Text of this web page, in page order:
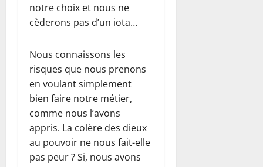
notre choix et nous ne
cèderons pas d’un iota…
Nous connaissons les
risques que nous prenons
en voulant simplement
bien faire notre métier,
comme nous l’avons
appris. La colère des dieux
au pouvoir ne nous fait-elle
pas peur ? Si, nous avons